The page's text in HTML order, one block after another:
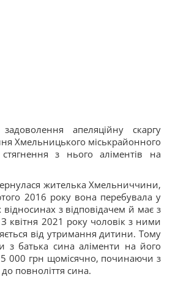
апеляційну скаргу
Хмельницького міськрайонного
з нього аліментів на
жителька Хмельниччини,
2016 року вона перебувала у
з відповідачем й має з
квітня 2021 року чоловік з ними
від утримання дитини. Тому
з батька сина аліменти на його
5 000 грн щомісячно, починаючи з
повноліття сина.